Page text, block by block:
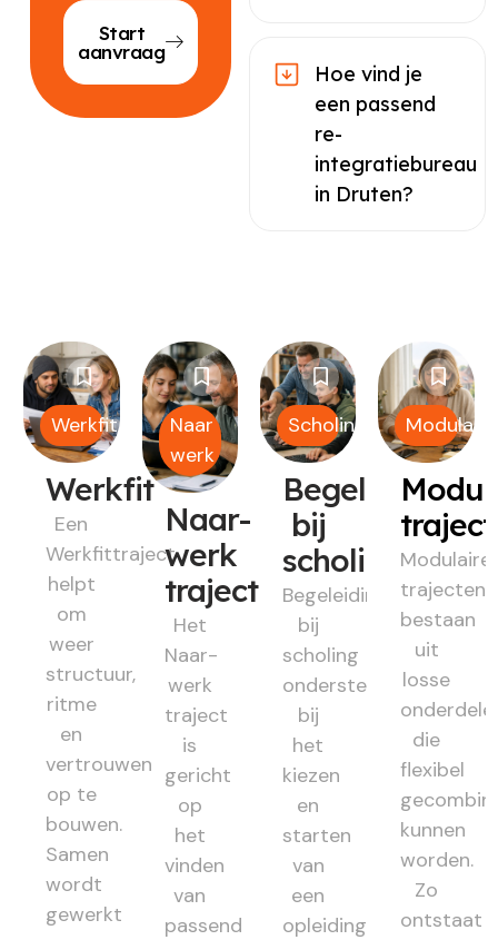
Start
aanvraag
Hoe vind je
een passend
re-
integratiebureau
in Druten?
Werkfit
Werkfit
Een
Werkfittraject
helpt
om
weer
structuur,
ritme
en
vertrouwen
op te
bouwen.
Samen
wordt
gewerkt
Naar
werk
Naar-
werk
traject
Het
Naar-
werk
traject
is
gericht
op
het
vinden
van
passend
Scholing
Begeleiding
bij
scholing
Begeleiding
bij
scholing
ondersteunt
bij
het
kiezen
en
starten
van
een
opleiding
Modulair
Modulaire
trajecten
bestaan
uit
losse
die
flexibel
kunnen
worden.
Zo
ontstaat